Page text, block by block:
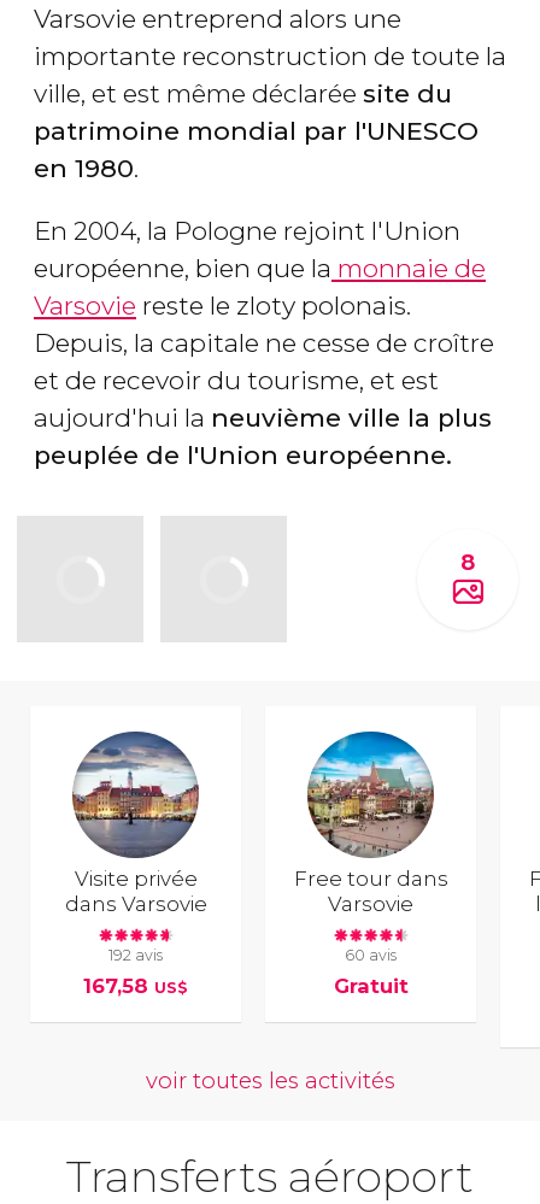
Varsovie entreprend alors une
importante reconstruction de toute la
ville, et est même déclarée site du
patrimoine mondial par l'UNESCO
en 1980.
En 2004, la Pologne rejoint l'Union
européenne, bien que la monnaie de
Varsovie reste le zloty polonais.
Depuis, la capitale ne cesse de croître
et de recevoir du tourisme, et est
aujourd'hui la neuvième ville la plus
peuplée de l'Union européenne.
8
Visite privée
dans Varsovie
192 avis
167,58 US$
Free tour dans
Varsovie
60 avis
Gratuit
voir toutes les activités
Transferts aéroport